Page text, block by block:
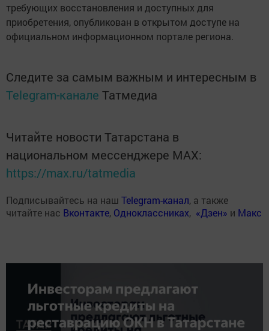
требующих восстановления и доступных для
приобретения, опубликован в открытом доступе на
официальном информационном портале региона.
Следите за самым важным и интересным в
Telegram-канале Татмедиа
Читайте новости Татарстана в
национальном мессенджере MАХ:
https://max.ru/tatmedia
Подписывайтесь на наш Telegram-канал, а также
читайте нас Вконтакте, Одноклассниках, «Дзен» и Макс